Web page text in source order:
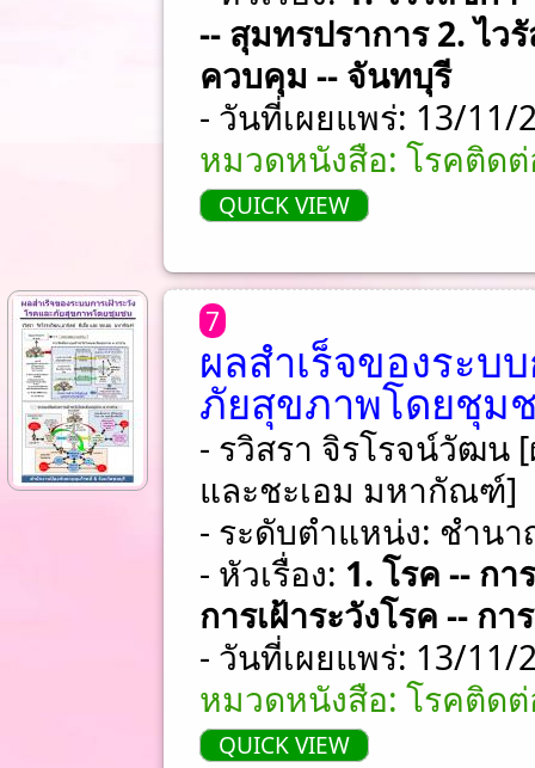
-- สุมทรปราการ 2. ไว
ควบคุม -- จันทบุรี
- วันที่เผยแพร่: 13/11/
หมวดหนังสือ: โรคติด
QUICK VIEW
7
ผลสำเร็จของระบ
ภัยสุขภาพโดยชุม
- รวิสรา จิรโรจน์วัฒน
และชะเอม มหากัณฑ์]
- ระดับตำแหน่ง: ชําน
- หัวเรื่อง: 1. โรค -- ก
การเฝ้าระวังโรค -- ก
- วันที่เผยแพร่: 13/11/
หมวดหนังสือ: โรคติด
QUICK VIEW